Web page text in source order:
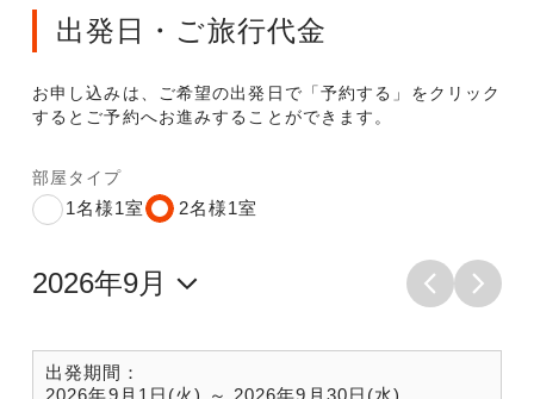
出発日・ご旅行代金
お申し込みは、ご希望の出発日で「予約する」をクリック
するとご予約へお進みすることができます。
部屋タイプ
1名様1室 2名様1室
出発期間：